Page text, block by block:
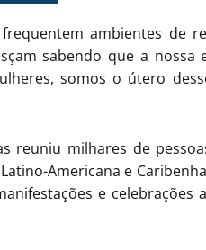
ambientes de
sabendo que a nossa
somos o útero
reuniu milhares de
Americana e
e celebrações